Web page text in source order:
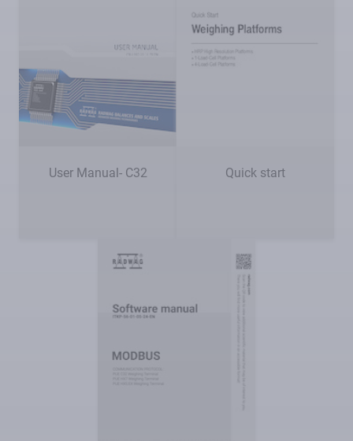
User Manual- C32 Quick start